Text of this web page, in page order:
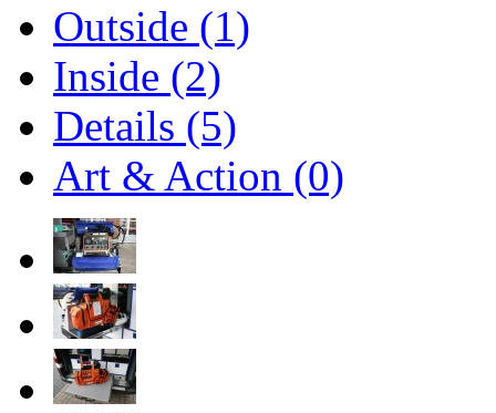
Outside (1)
Inside (2)
Details (5)
Art & Action (0)